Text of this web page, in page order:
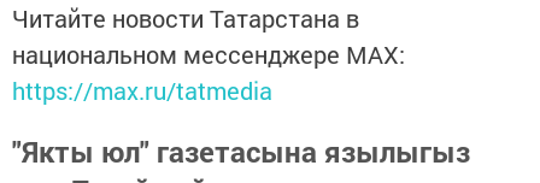
Читайте новости Татарстана в
национальном мессенджере MАХ:
https://max.ru/tatmedia
"Якты юл" газетасына язылыгыз